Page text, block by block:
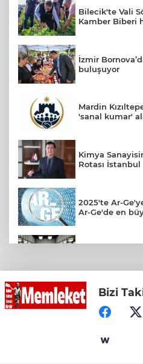
Bilecik'te Vali
Kamber Biberi
İzmir
buluşuyor
Mardin
'sanal kumar'
Kimya
Rotası İstanbul
2025'te Ar-
Ar-Ge'de en
Yeni IONIQ 6
Ambalajlı Su
Bizi